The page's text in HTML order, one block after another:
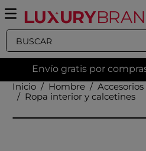
Buscar
Envío gratis por
Hombre
Accesorios
Ropa interior y calcetines